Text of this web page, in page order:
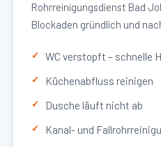
Rohrreinigungsdienst Bad
Blockaden gründlich und
WC verstopft – schnelle
Küchenabfluss reinigen
Dusche läuft nicht ab
Kanal- und